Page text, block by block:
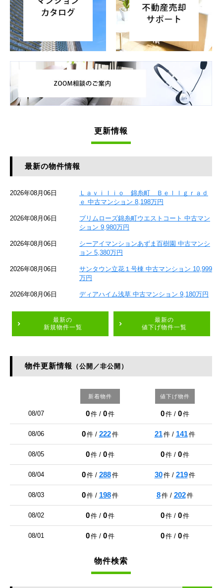
更新情報
最新の物件情報
2026年08月06日
Ｌａｖｉｌｉｏ 錦糸町 Ｂｅｌｌｇｒａｄ
ｅ 中古マンション 8,198万円
2026年08月06日
プリムローズ錦糸町ウエストコート 中古マン
ション 9,980万円
2026年08月06日
シーアイマンションあずま百樹園 中古マンシ
ョン 5,380万円
2026年08月06日
サンタウン立花１号棟 中古マンション 10,999
万円
2026年08月06日 ディアハイム浅草 中古マンション 9,180万円
最新の
新規物件一覧
最新の
値下げ物件一覧
物件更新情報 （公開／非公開）
新着物件 値下げ物件
08/07 0件 / 0件 0件 / 0件
08/06 0件 / 222件 21件 / 141件
08/05 0件 / 0件 0件 / 0件
08/04 0件 / 288件 30件 / 219件
08/03 0件 / 198件 8件 / 202件
08/02 0件 / 0件 0件 / 0件
08/01 0件 / 0件 0件 / 0件
物件検索